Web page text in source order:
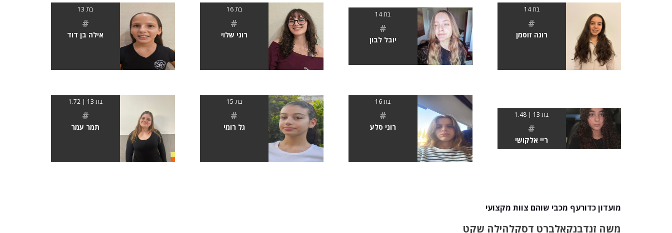
בת 14
#
רונה זוסמן
בת 14
#
יובל לבון
בת 16
#
רוני שלוי
בת 13
#
אילה בן דוד
בת 13 | 1.48
#
ריי אלקושי
בת 16
#
רוני סלע
בת 15
#
גל רומי
בת 13 | 1.72
#
תמר עמר
מועדון כדורעף מכבי שוהם צוות מקצועי
משה זנדבנקאלברט דסקלהילה שקט